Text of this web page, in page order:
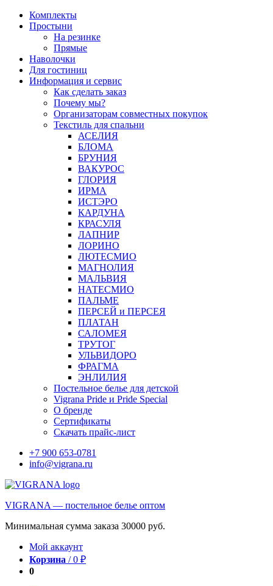
Перейти
содержимому
Комплекты
Простыни
На резинке
Прямые
Наволочки
Для гостиниц
Информация и сервис
Как сделать заказ
Почему мы?
Организаторам совместных покупок
Текстиль для спальни
АСЕЛИЯ
БЛОМА
БРУНИЯ
ВАКУРОС
ГЛОРИЯ
ИРМА
ИСТЭРО
КАРДУНА
КРАСУЛЯ
ЛАПНИР
ЛОРИНО
ЛЮТЕСМИО
МАГНОЛИЯ
МАЛЬВИЯ
НАТЕСМИО
ПАЛЬМЕ
ПЕРСЕЙ и ПЕРСЕЯ
ПЛАТАН
САЛОМЕЯ
ТРУТОГ
УЛЬВИДОРО
ФРАГМА
ЭНЛИЛИЯ
Постельное белье для детской
Vigrana Pride и Pride Special
О бренде
Сертификаты
Скачать прайс-лист
+7 900 653-0781
info@vigrana.ru
VIGRANA — постельное белье оптом
Минимальная сумма заказа 30000 руб.
Мой аккаунт
Корзина /0 ₽
0